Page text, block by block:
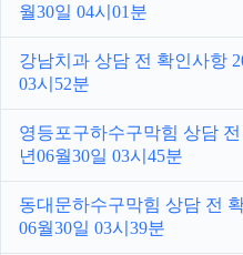
월30일 04시01분
강남치과 상담 전 확인사항
03시52분
영등포구하수구막힘 상담
년06월30일 03시45분
동대문하수구막힘 상담 전
06월30일 03시39분